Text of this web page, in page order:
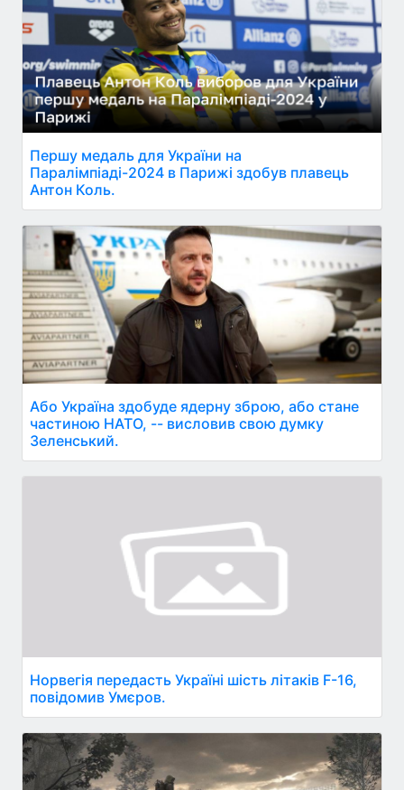
Першу медаль для України на
Паралімпіаді-2024 в Парижі здобув плавець
Антон Коль.
Або Україна здобуде ядерну зброю, або стане
частиною НАТО, -- висловив свою думку
Зеленський.
Норвегія передасть Україні шість літаків F-16,
повідомив Умєров.